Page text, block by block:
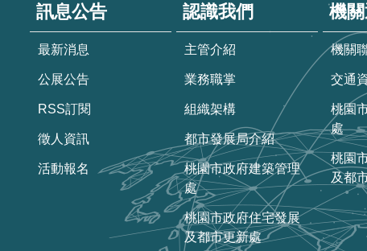
訊息公告
最新消息
公展公告
RSS訂閱
徵人資訊
活動報名
認識我們
主管介紹
業務職掌
組織架構
都市發展局介紹
桃園市政府建築管理
處
桃園市政府住宅發展
及都市更新處
機
機關
交通
桃園
處
桃園
及都